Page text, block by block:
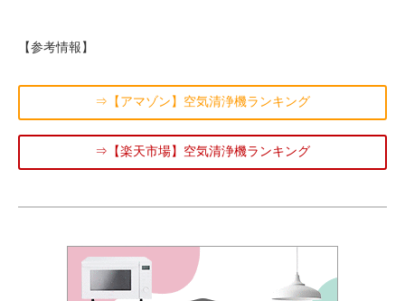
【参考情報】
⇒【アマゾン】空気清浄機ランキング
⇒【楽天市場】空気清浄機ランキング